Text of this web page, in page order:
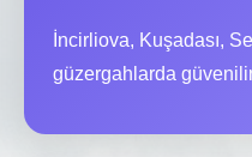
İncirliova, Kuşadası,
güzergahlarda